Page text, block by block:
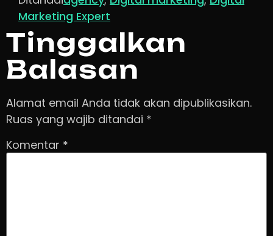
Marketing Expert
Tinggalkan
Balasan
Alamat email Anda tidak akan dipublikasikan.
Ruas yang wajib ditandai *
Komentar *